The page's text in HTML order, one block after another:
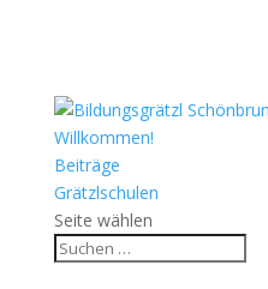
Willkommen!
Beiträge
Grätzlschulen
Seite wählen